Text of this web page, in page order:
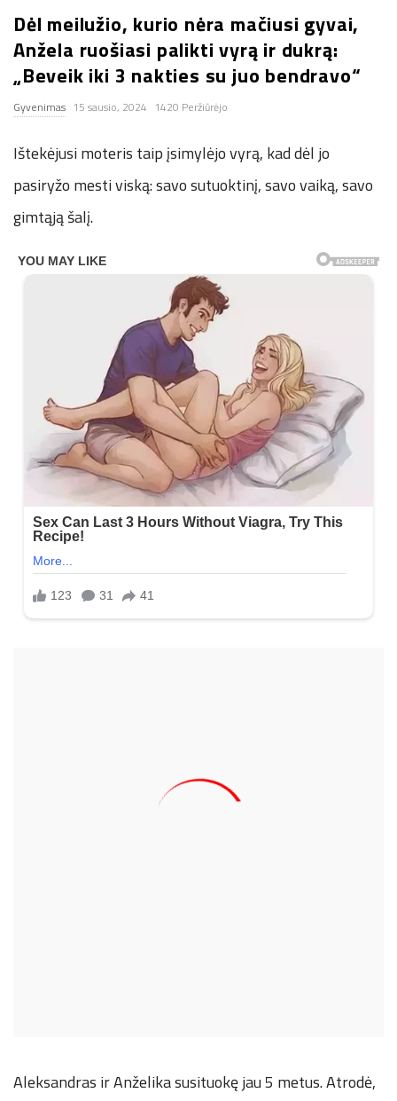
n
.
n
e
t
Dėl meilužio, kurio nėra mačiusi gyvai,
Anžela ruošiasi palikti vyrą ir dukrą:
„Beveik iki 3 nakties su juo bendravo“
Gyvenimas 15 sausio, 2024 1420 Peržiūrėjo
Ištekėjusi moteris taip įsimylėjo vyrą, kad dėl jo
pasiryžo mesti viską: savo sutuoktinį, savo vaiką, savo
gimtąją šalį.
Aleksandras ir Anželika susituokę jau 5 metus. Atrodė,